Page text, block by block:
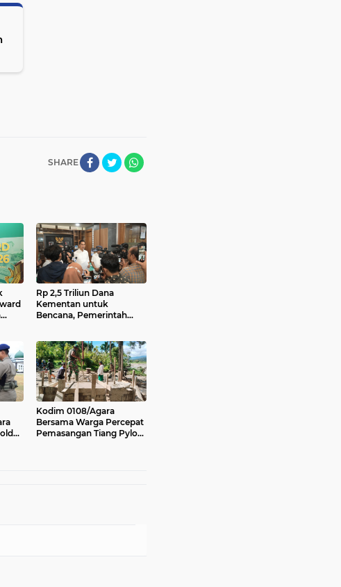
SHARE
Rp 2,5 Triliun Dana
Kementan untuk
Bencana, Pemerintah
Kodim 0108/Agara
Bersama Warga Percepat
Pemasangan Tiang Pylon